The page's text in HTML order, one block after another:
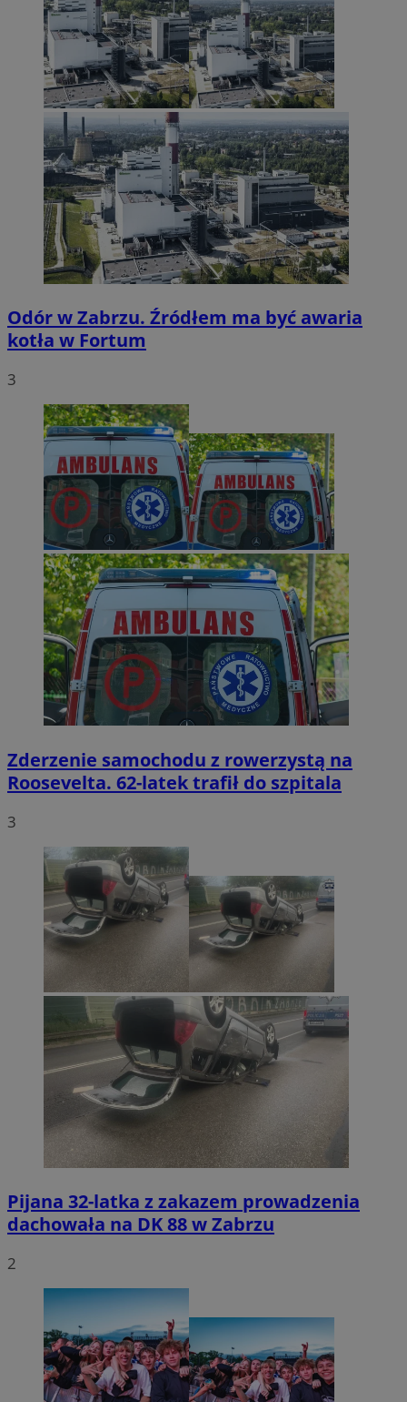
Odór w Zabrzu. Źródłem ma być awaria
kotła w Fortum
3
Zderzenie samochodu z rowerzystą na
Roosevelta. 62-latek trafił do szpitala
3
Pijana 32-latka z zakazem prowadzenia
dachowała na DK 88 w Zabrzu
2